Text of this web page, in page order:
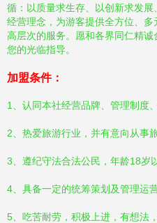
循：以质量求生存、以创新求发
经营理念，为游客提供全方位、多
高层次的服务。愿和各界同仁精诚
您的光临指导。
加盟条件：
1、认同本社经营品牌、管理制度
2、热爱旅游行业，并有意向从事
3、遵纪守法合法公民，年龄18岁
4、具备一定的统筹策划及管理运
5、吃苦耐劳，积极上进，有想法